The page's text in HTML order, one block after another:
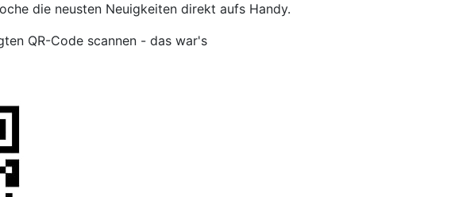
die neusten Neuigkeiten direkt aufs Handy.
QR-Code scannen - das war's